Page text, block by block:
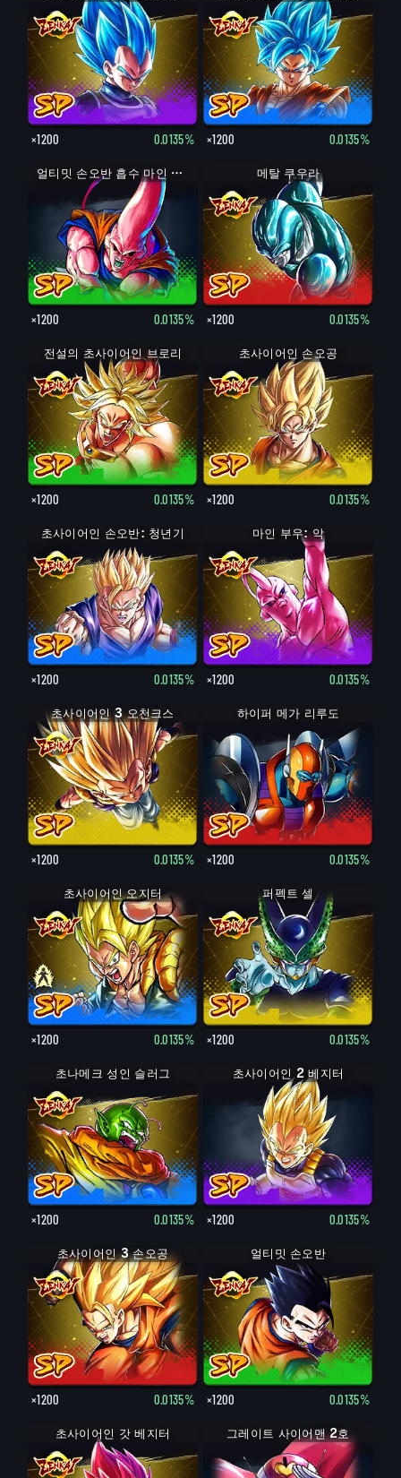
×1200 0.0135% ×1200 0.0135%
얼티밋 손오반 흡수 마인 부우
×1200 0.0135%
메탈 쿠우라
×1200 0.0135%
전설의 초사이어인 브로리
×1200 0.0135%
초사이어인 손오공
×1200 0.0135%
초사이어인 손오반: 청년기
×1200 0.0135%
마인 부우: 악
×1200 0.0135%
초사이어인 3 오천크스
×1200 0.0135%
하이퍼 메가 리루도
×1200 0.0135%
초사이어인 오지터
×1200 0.0135%
퍼펙트 셀
×1200 0.0135%
초나메크 성인 슬러그
×1200 0.0135%
초사이어인 2 베지터
×1200 0.0135%
초사이어인 3 손오공
×1200 0.0135%
얼티밋 손오반
×1200 0.0135%
초사이어인 갓 베지터 그레이트 사이어맨 2호